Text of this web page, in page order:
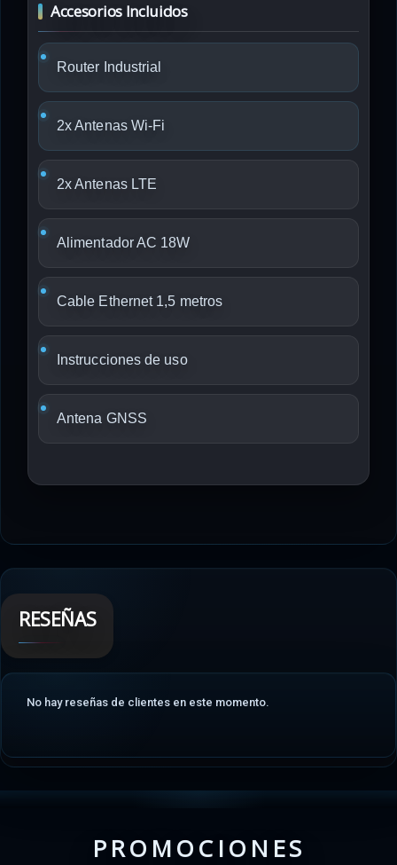
Accesorios Incluidos
Router Industrial
2x Antenas Wi-Fi
2x Antenas LTE
Alimentador AC 18W
Cable Ethernet 1,5 metros
Instrucciones de uso
Antena GNSS
RESEÑAS
No hay reseñas de clientes en este momento.
PROMOCIONES